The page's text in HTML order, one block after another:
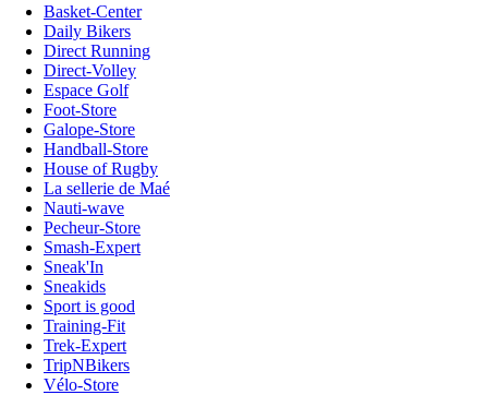
Basket-Center
Daily Bikers
Direct Running
Direct-Volley
Espace Golf
Foot-Store
Galope-Store
Handball-Store
House of Rugby
La sellerie de Maé
Nauti-wave
Pecheur-Store
Smash-Expert
Sneak'In
Sneakids
Sport is good
Training-Fit
Trek-Expert
TripNBikers
Vélo-Store